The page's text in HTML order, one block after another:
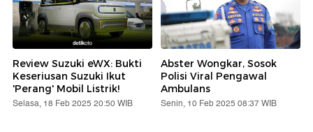
Review Suzuki eWX: Bukti
Keseriusan Suzuki Ikut
'Perang' Mobil Listrik!
Selasa, 18 Feb 2025 20:50 WIB
Abster Wongkar, Sosok
Polisi Viral Pengawal
Ambulans
Senin, 10 Feb 2025 08:37 WIB